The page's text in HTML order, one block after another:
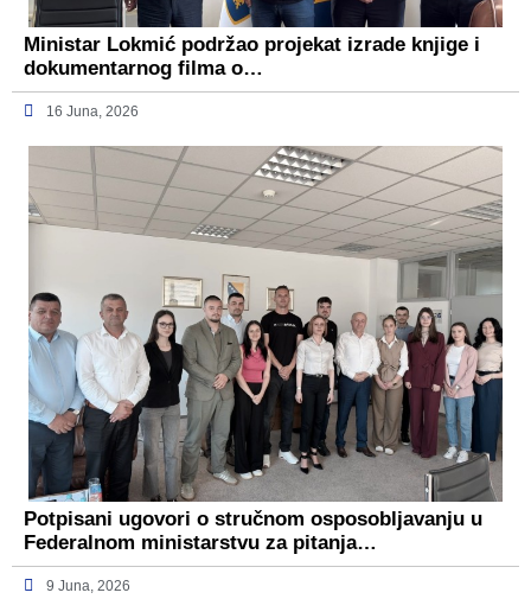
Ministar Lokmić podržao projekat izrade knjige i
dokumentarnog filma o…
16 Juna, 2026
Potpisani ugovori o stručnom osposobljavanju u
Federalnom ministarstvu za pitanja…
9 Juna, 2026